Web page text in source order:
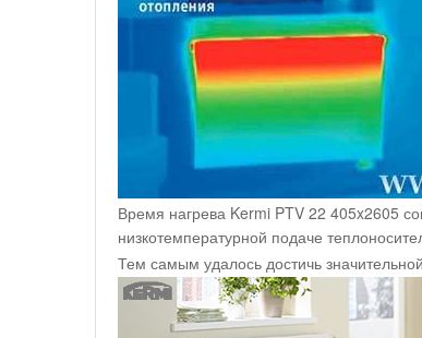
Время нагрева Kermi PTV 22 405x2605
низкотемпературной подаче
Тем самым удалось достичь